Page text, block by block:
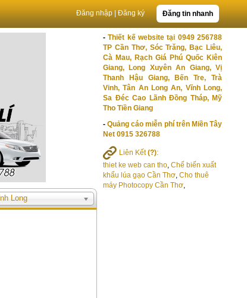
Đăng tin nhanh
Đăng nhập Đăng ký
-Thiết kế website tại 0949 256788
TP Cần Thơ, Sóc Trăng, Bạc Liêu,
Cà Mau, Rạch Giá Phú Quốc Kiên
Giang, Long Xuyên An Giang, Vị
Thanh Hậu Giang, Bến Tre, Trà
Vinh, Tân An Long An, Vĩnh Long,
Sa Đéc Cao Lãnh Đồng Tháp, Mỹ
Tho Tiền Giang
-Quảng cáo miễn phí trên Miền Tây
Net 0915 326788
Liên Kết(?):
thiet ke web can tho, Chế biến xuất
khẩu lúa gạo Cần Thơ, Cho thuê
máy Photocopy Cần Thơ,
Long